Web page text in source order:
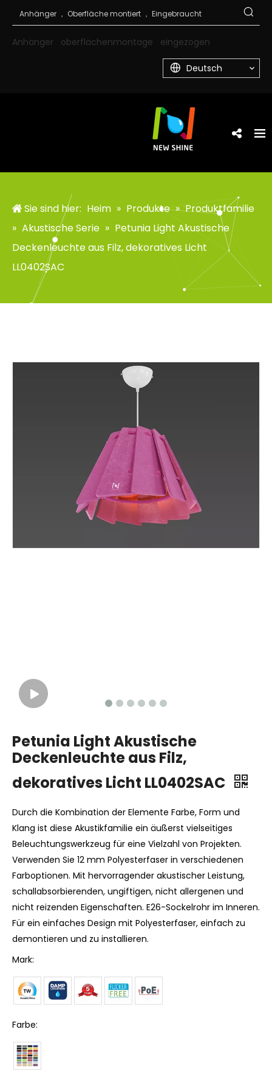
Anhänger oberflächenmontage eingezogen
Deutsch
Sie sind hier: Heim » Produkte » Produktfamilie
» Akustische Serie » Petunia Light Akustische
Deckenleuchte aus Filz, dekoratives Licht
LL0402SAC
Petunia Light Akustische
Deckenleuchte aus Filz,
dekoratives Licht LL0402SAC
Durch die Kombination der Elemente Farbe, Form und
Klang ist diese Akustikfamilie ein äußerst vielseitiges
Beleuchtungswerkzeug für eine Vielzahl von Projekten.
Verwenden Sie 12 mm Polyesterfaser in verschiedenen
Farboptionen. Mit hervorragender akustischer Leistung,
schallabsorbierenden, ungiftigen, nicht allergenen und
nicht reizenden Eigenschaften. E26-Sockelrohr im Inneren.
Für ein einfaches Design mit Polyesterfaser, einfach zu
demontieren und zu installieren.
Mark:
Farbe: